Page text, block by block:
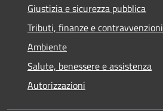
Giustizia e sicurezza pubblica
Tributi, finanze e contravvenzioni
Ambiente
Salute, benessere e assistenza
Autorizzazioni